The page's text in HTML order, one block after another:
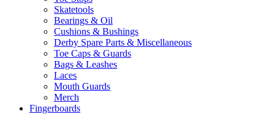
Skatetools
Bearings & Oil
Cushions & Bushings
Derby Spare Parts & Miscellaneous
Toe Caps & Guards
Bags & Leashes
Laces
Mouth Guards
Merch
Fingerboards